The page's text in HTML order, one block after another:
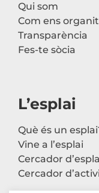
Qui som
Com ens
Transparència
Fes-te sòcia
L’esplai
Què és un
Vine a l’esplai
Cercador
Cercador